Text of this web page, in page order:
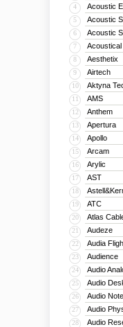
4 Acoustic
5 Acoustic
6 Acoustic
7
8 Aesthetix
9 Airtech
10 Aktyna
11 AMS
12 Anthem
13 Apertura
14 Apollo
15 Arcam
16 Arylic
17 AST
18
19 ATC
20 Atlas
21 Audeze
22 Audia
23 Audience
24 Audio
25 Audio
26 Audio Note
27 Audio
28 Audio